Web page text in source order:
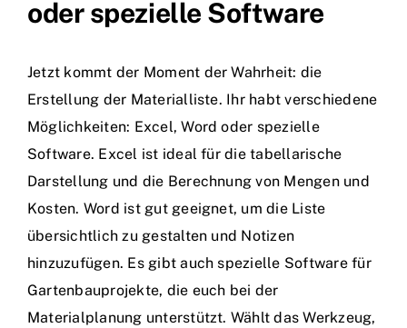
oder spezielle Software
Jetzt kommt der Moment der Wahrheit: die
Erstellung der Materialliste. Ihr habt verschiedene
Möglichkeiten: Excel, Word oder spezielle
Software. Excel ist ideal für die tabellarische
Darstellung und die Berechnung von Mengen und
Kosten. Word ist gut geeignet, um die Liste
übersichtlich zu gestalten und Notizen
hinzuzufügen. Es gibt auch spezielle Software für
Gartenbauprojekte, die euch bei der
Materialplanung unterstützt. Wählt das Werkzeug,